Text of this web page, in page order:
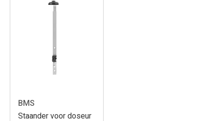
BMS
Staander voor doseur